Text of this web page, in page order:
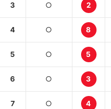
3 ○ 2
4 ○ 8
5 ○ 5
6 ○ 3
7 ○ 4